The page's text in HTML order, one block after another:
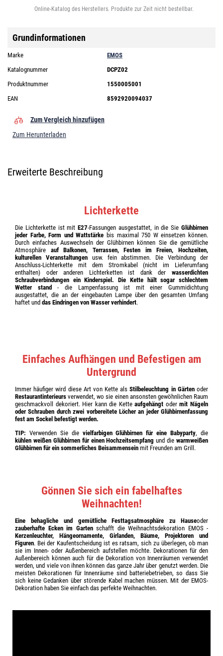
Online-Katalog des Herstellers. Produkte zur Zeit nicht bestellbar.
Grundinformationen
Marke
EMOS
Katalognummer
DCPZ02
Produktnummer
1550005001
EAN
8592920094037
Zum Vergleich hinzufügen
Zum Herunterladen
Erweiterte Beschreibung
Lichterkette
Die Lichterkette ist mitE27-Fassungen ausgestattet, in die SieGlühbirnen
jeder Farbe, Form und Wattstärke bis maximal 750 W einsetzen können.
Durch einfaches Auswechseln der Glühbirnen können Sie die gemütliche
Atmosphäre auf Balkonen, Terrassen, Festen im Freien, Hochzeiten,
kulturellen Veranstaltungenusw. fein abstimmen. Die Verbindung der
Anschluss-Lichterkette mit dem Stromkabel (nicht im Lieferumfang
enthalten) oder anderen Lichterketten ist dank der wasserdichten
Schraubverbindungen ein Kinderspiel. Die Kette hält sogar schlechtem
Wetter stand - die Lampenfassung ist mit einer Gummidichtung
ausgestattet, die an der eingebauten Lampe über den gesamten Umfang
haftet und das Eindringen von Wasser verhindert.
Einfaches Aufhängen und Befestigen am
Untergrund
Immer häufiger wird diese Art von Kette alsStilbeleuchtung in Gärtenoder
Restaurantinterieurs verwendet, wo sie einen ansonsten gewöhnlichen Raum
geschmackvoll dekoriert. Hier kann die Ketteaufgehängt odermit Nägeln
oder Schrauben durch zwei vorbereitete Löcher an jeder Glühbirnenfassung
fest am Sockel befestigt werden.
TIP: Verwenden Sie die vielfarbigen Glühbirnen für eine Babyparty, die
kühlen weißen Glühbirnen für einen Hochzeitsempfang und die warmweißen
Glühbirnen für ein sommerliches Beisammensein mit Freunden am Grill.
Gönnen Sie sich ein fabelhaftes
Weihnachten!
Eine behagliche und gemütliche Festtagsatmosphäre zu Hauseoder
zauberhafte Ecken im Gartenschafft die Weihnachtsdekoration EMOS -
Kerzenleuchter, Hängeornamente, Girlanden, Bäume, Projektoren und
Figuren. Bei der Kaufentscheidung ist es ratsam, sich zu überlegen, ob man
sie im Innen- oder Außenbereich aufstellen möchte. Dekorationen für den
Außenbereich können auch für die Dekoration von Innenräumen verwendet
werden, und viele von ihnen können das ganze Jahr über genutzt werden. Die
meisten Dekorationen für Innenräume sind batteriebetrieben, so dass Sie
sich keine Gedanken über störende Kabel machen müssen. Mit der EMOS-
Dekoration haben Sie einfach das perfekte Weihnachten.